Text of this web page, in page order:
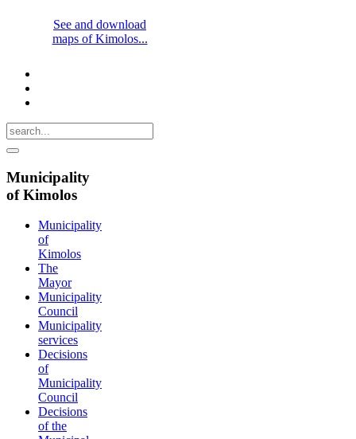
See and download
maps of Kimolos...
Municipality
of Kimolos
Municipality
of
Kimolos
The
Mayor
Municipality
Council
Municipality
services
Decisions
of
Municipality
Council
Decisions
of the